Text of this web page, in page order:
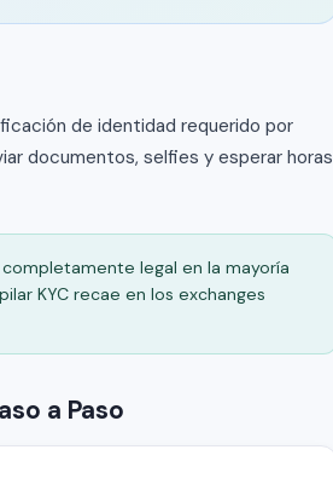
de identidad requerido por
documentos, selfies y esperar horas
legal en la mayoría
KYC recae en los exchanges
a Paso